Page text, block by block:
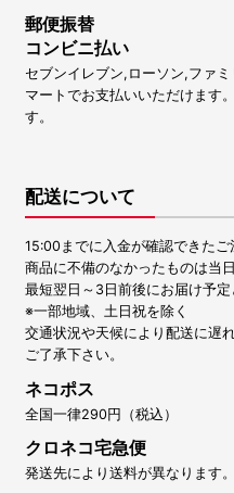
郵便振替
コンビニ払い
セブンイレブン,ローソン,ファ
マートでお支払いいただけます
す。
配送について
15:00までに入金が確認できたご
商品に不備のなかったものは当
最短翌日～3日前後にお届け予定
※一部地域、土日祝を除く
交通状況や天候により配送に遅
ご了承下さい。
ネコポス
全国一律290円（税込）
クロネコ宅急便
発送先により送料が異なります。